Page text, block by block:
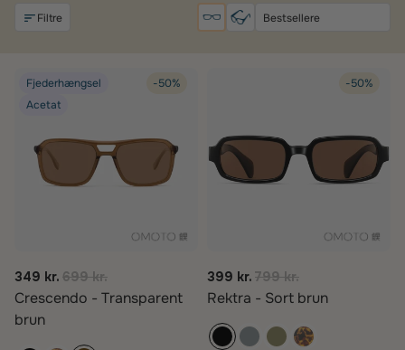
finish, finder du solbriller med brunt glas, der forener tidløs stil
Filtre
Fjederhængsel
Acetat
-50%
349 kr. 699 kr.
Crescendo - Transparent
brun
-50%
399 kr. 799 kr.
Rektra - Sort brun